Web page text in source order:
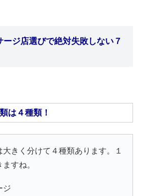
ージ店選びで絶対失敗しない７
は４種類！
きく分けて４種類あります。１
すね。
ジ